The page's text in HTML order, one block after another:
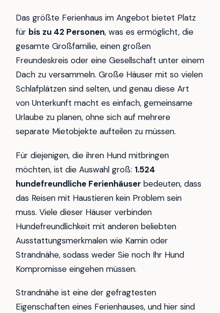
Das größte Ferienhaus im Angebot bietet Platz
für bis zu 42 Personen, was es ermöglicht, die
gesamte Großfamilie, einen großen
Freundeskreis oder eine Gesellschaft unter einem
Dach zu versammeln. Große Häuser mit so vielen
Schlafplätzen sind selten, und genau diese Art
von Unterkunft macht es einfach, gemeinsame
Urlaube zu planen, ohne sich auf mehrere
separate Mietobjekte aufteilen zu müssen.
Für diejenigen, die ihren Hund mitbringen
möchten, ist die Auswahl groß: 1.524
hundefreundliche Ferienhäuser bedeuten, dass
das Reisen mit Haustieren kein Problem sein
muss. Viele dieser Häuser verbinden
Hundefreundlichkeit mit anderen beliebten
Ausstattungsmerkmalen wie Kamin oder
Strandnähe, sodass weder Sie noch Ihr Hund
Kompromisse eingehen müssen.
Strandnähe ist eine der gefragtesten
Eigenschaften eines Ferienhauses, und hier sind